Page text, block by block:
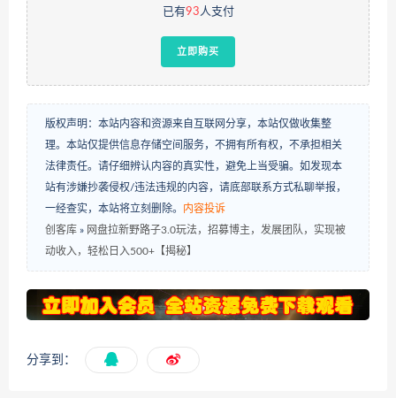
已有93人支付
立即购买
版权声明：本站内容和资源来自互联网分享，本站仅做收集整
理。本站仅提供信息存储空间服务，不拥有所有权，不承担相关
法律责任。请仔细辨认内容的真实性，避免上当受骗。如发现本
站有涉嫌抄袭侵权/违法违规的内容，请底部联系方式私聊举报，
一经查实，本站将立刻删除。 内容投诉
创客库 » 网盘拉新野路子3.0玩法，招募博主，发展团队，实现被
动收入，轻松日入500+【揭秘】
分享到：